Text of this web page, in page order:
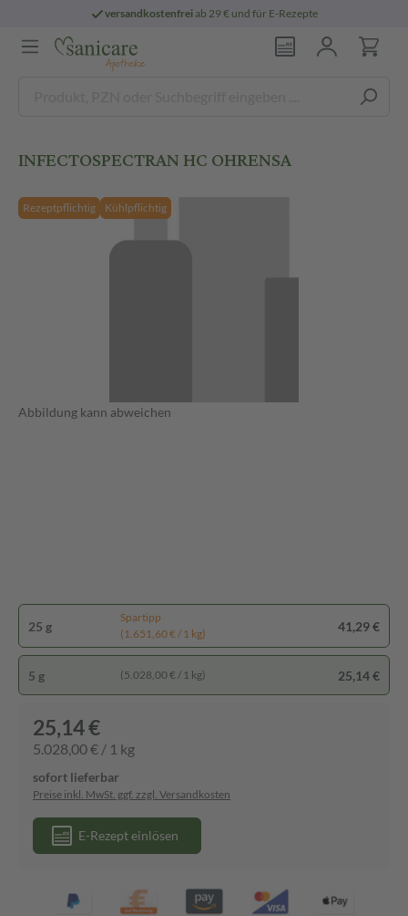
versandkostenfreiab 29 € und für E-Rezepte
INFECTOSPECTRAN HC OHRENSA
Rezeptpflichtig Kühlpflichtig
Abbildung kann abweichen
25 g
Spartipp
(1.651,60 € / 1 kg)
41,29 €
5 g (5.028,00 € / 1 kg) 25,14 €
25,14 €
5.028,00 € / 1 kg
sofort lieferbar
Preise inkl. MwSt. ggf. zzgl. Versandkosten
E-Rezept einlösen